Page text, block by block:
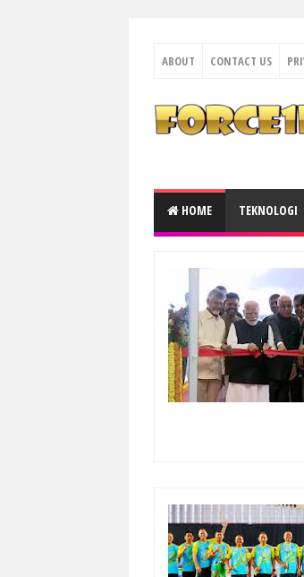
ABOUT CONTACT US
HOME TEKNOLOGI